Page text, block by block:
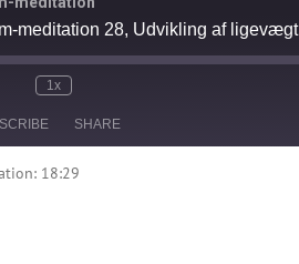
meditation 28, Udvikling af ligevægt
Unmute
Rewind
Seconds
1x
30
seconds
SHARE
18:29